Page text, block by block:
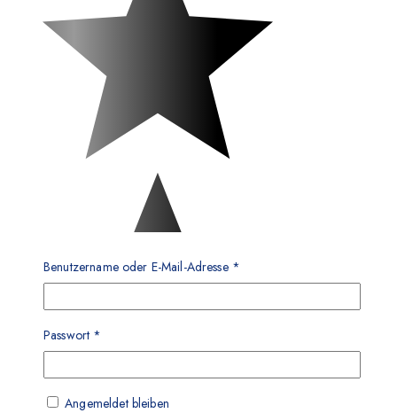
Benutzername oder E-Mail-Adresse *
Passwort *
Angemeldet bleiben